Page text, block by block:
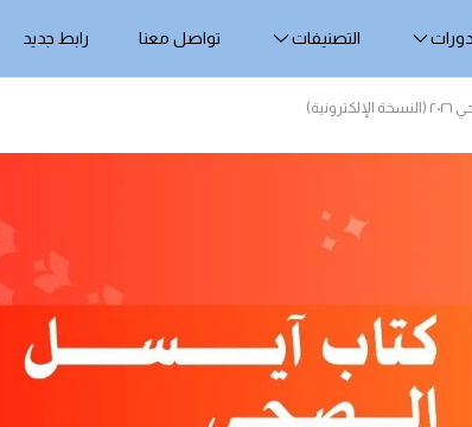
التصنيفات تواصل معنا رابط جديد